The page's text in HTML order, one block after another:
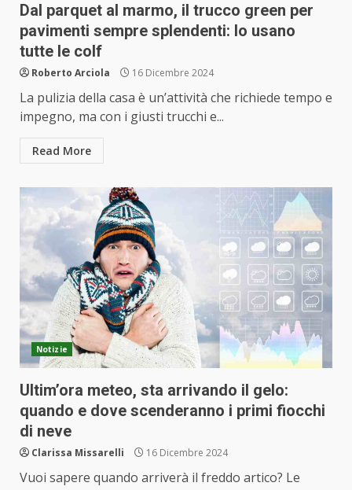
Dal parquet al marmo, il trucco green per
pavimenti sempre splendenti: lo usano
tutte le colf
Roberto Arciola 16 Dicembre 2024
La pulizia della casa è un’attività che richiede tempo e
impegno, ma con i giusti trucchi e...
Read More
Notizie
Ultim’ora meteo, sta arrivando il gelo:
quando e dove scenderanno i primi fiocchi
di neve
Clarissa Missarelli 16 Dicembre 2024
Vuoi sapere quando arriverà il freddo artico? Le